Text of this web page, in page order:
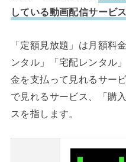
している動画配信サービ
「定額見放題」は月額料
ンタル」「宅配レンタル
金を支払って見れるサー
で見れるサービス、「購
スを指します。